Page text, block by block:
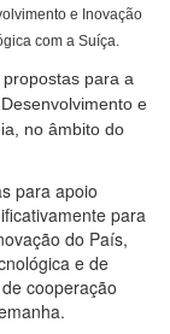
e Inovação
com a Suíça.
para a
e
no âmbito do
para apoio
para
do País,
e de
cooperação